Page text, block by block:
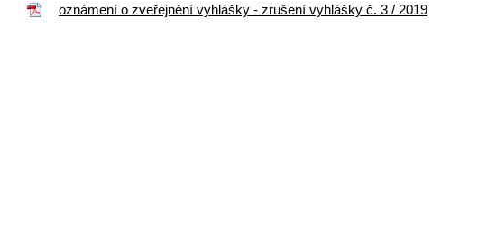
oznámení o zveřejnění vyhlášky - zrušení vyhlášky č. 3 / 2019